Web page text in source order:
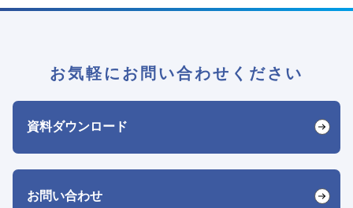
お気軽にお問い合わせください
資料ダウンロード
お問い合わせ